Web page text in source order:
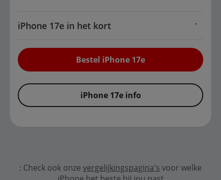
iPhone 17e in het kort
Bestel iPhone 17e
iPhone 17e info
Check ook onze vergelijkingspagina's voor welke